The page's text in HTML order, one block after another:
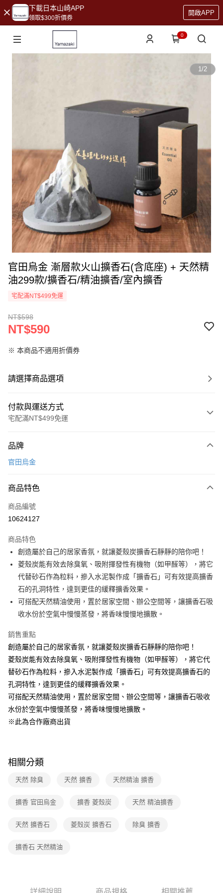
下載日本山崎APP
領取$300折價券
開啟APP
0
1/2
官田烏金 漸層款火山擴香石(含底座) + 天然精
油299款/擴香石/精油擴香/室內擴香
宅配滿NT$499免運
NT$598
NT$590
※ 本商品不適用折價券
請選擇商品選項
付款與運送方式
宅配滿NT$499免運
信用卡一次付款
Apple Pay
悠遊付
全盈+PAY
大哥付你分期
相關說明
【大哥付你分期使用說明】
1.本服務由台灣大哥大提供，台灣大哥大用戶可立即使用無須另外申請。
2.付款方式選擇「大哥付你分期」，訂單成立後會自動跳轉到大哥付的交易
流程，驗證手機門號後，選擇欲分期的期數、繳款截止日，確認付款後即完
3.實際核准額度、可分期數及費用金額請依後續交易確認頁面所載為準。
4.訂單成立30分鐘內，如未前往確認交易或遇審核未通過，訂單將自動取
消。如遇「轉專審核」未通過狀況，表示未達大哥付你分期系統評分，恕無
法說明評估內容。
1.分期款項不併入電信帳單，「大哥付你分期」於每月結算日後寄送繳費提
醒簡訊。
2.透過簡訊連結打開帳單後，可選擇「超商條碼／台灣大直營門市／銀行轉
帳／街口支付／iPASS MONEY」等通路繳費。
【注意事項】
2.基於同意付款使用「大哥付你分期」之契約關係目的，商店將以您的個人
資料（包含姓名、電話或地址）提供予台灣大哥大進項蒐集、處理及利用，
3.完整用戶服務條款，請詳閱以下連結：https://oppay.tw/userRule
ATM付款
運送方式
宅配$499免運
每筆NT$150，滿NT$499(含以上)免運費
品牌
官田烏金
商品特色
商品編號
10624127
商品特色
創造屬於自己的居家香氛，就讓菱殼炭擴香石靜靜的陪你吧！
菱殼炭能有效去除臭氧、吸附揮發性有機物（如甲醛等），將它
代替砂石作為粒料，摻入水泥製作成「擴香石」可有效提高擴香
石的孔洞特性，達到更佳的緩釋擴香效果。
可搭配天然精油使用，置於居家空間、辦公空間等，讓擴香石吸
收水份於空氣中慢慢蒸發，將香味慢慢地擴散。
銷售重點
創造屬於自己的居家香氛，就讓菱殼炭擴香石靜靜的陪你吧！
菱殼炭能有效去除臭氧、吸附揮發性有機物（如甲醛等），將它代
替砂石作為粒料，摻入水泥製作成「擴香石」可有效提高擴香石的
孔洞特性，達到更佳的緩釋擴香效果。
可搭配天然精油使用，置於居家空間、辦公空間等，讓擴香石吸收
水份於空氣中慢慢蒸發，將香味慢慢地擴散。
※此為合作廠商出貨
相關分類
天然 除臭 天然 擴香 天然精油 擴香
擴香 官田烏金 擴香 菱殼炭 天然 精油擴香
天然 擴香石 菱殼炭 擴香石 除臭 擴香
擴香石 天然精油